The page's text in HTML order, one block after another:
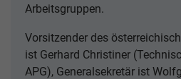
Arbeitsgruppen.
Vorsitzender des
ist Gerhard Christiner
APG), Generalsekretär ist